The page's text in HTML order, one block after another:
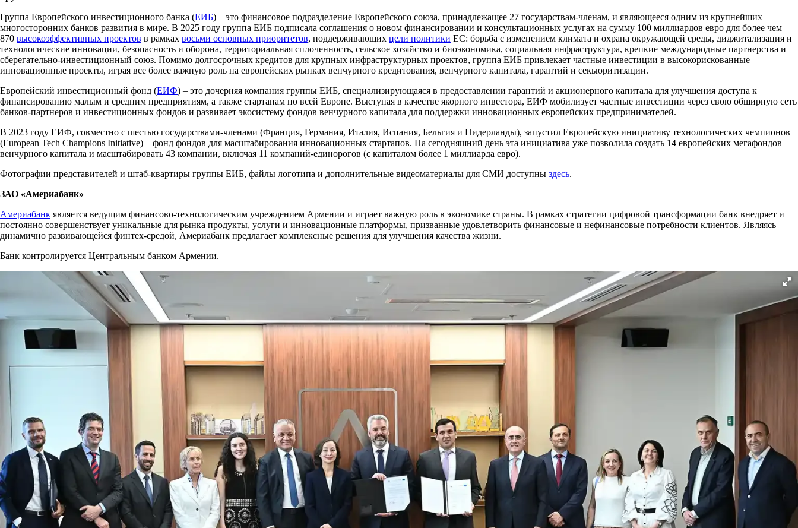
Группа Европейского инвестиционного банка (ЕИБ) – это финансовое подразделение Европейского союза, принадлежащее 27 государствам-членам, и являющееся одним из крупнейших
многосторонних банков развития в мире. В 2025 году группа ЕИБ подписала соглашения о новом финансировании и консультационных услугах на сумму 100 миллиардов евро для более чем
870 высокоэффективных проектов в рамках восьми основных приоритетов, поддерживающих цели политики ЕС: борьба с изменением климата и охрана окружающей среды, диджитализация и
технологические инновации, безопасность и оборона, территориальная сплоченность, сельское хозяйство и биоэкономика, социальная инфраструктура, крепкие международные партнерства и
сберегательно-инвестиционный союз. Помимо долгосрочных кредитов для крупных инфраструктурных проектов, группа ЕИБ привлекает частные инвестиции в высокорискованные
инновационные проекты, играя все более важную роль на европейских рынках венчурного кредитования, венчурного капитала, гарантий и секьюритизации.
Европейский инвестиционный фонд (ЕИФ) – это дочерняя компания группы ЕИБ, специализирующаяся в предоставлении гарантий и акционерного капитала для улучшения доступа к
финансированию малым и средним предприятиям, а также стартапам по всей Европе. Выступая в качестве якорного инвестора, ЕИФ мобилизует частные инвестиции через свою обширную сеть
банков-партнеров и инвестиционных фондов и развивает экосистему фондов венчурного капитала для поддержки инновационных европейских предпринимателей.
В 2023 году ЕИФ, совместно с шестью государствами-членами (Франция, Германия, Италия, Испания, Бельгия и Нидерланды), запустил Европейскую инициативу технологических чемпионов
(European Tech Champions Initiative) – фонд фондов для масштабирования инновационных стартапов. На сегодняшний день эта инициатива уже позволила создать 14 европейских мегафондов
венчурного капитала и масштабировать 43 компании, включая 11 компаний-единорогов (с капиталом более 1 миллиарда евро).
Фотографии представителей и штаб-квартиры группы ЕИБ, файлы логотипа и дополнительные видеоматериалы для СМИ доступны здесь.
ЗАО «Америабанк»
Америабанк является ведущим финансово-технологическим учреждением Армении и играет важную роль в экономике страны. В рамках стратегии цифровой трансформации банк внедряет и
постоянно совершенствует уникальные для рынка продукты, услуги и инновационные платформы, призванные удовлетворить финансовые и нефинансовые потребности клиентов. Являясь
динамично развивающейся финтех-средой, Америабанк предлагает комплексные решения для улучшения качества жизни.
Банк контролируется Центральным банком Армении.